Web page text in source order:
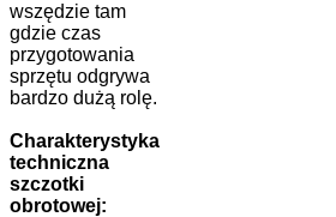
wszędzie tam
gdzie czas
przygotowania
sprzętu odgrywa
bardzo dużą rolę.
Charakterystyka
techniczna
szczotki
obrotowej: